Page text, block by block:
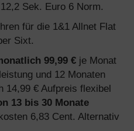
Sek. Euro 6 Norm.
für die 1&1 Allnet Flat
Sixt.
99,99 € je Monat
und 12 Monaten
14,99 € Aufpreis flexibel
13 bis 30 Monate
6,83 Cent. Alternativ